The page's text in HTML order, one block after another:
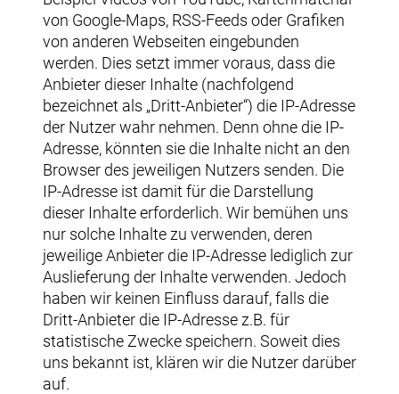
von Google-Maps, RSS-Feeds oder Grafiken
von anderen Webseiten eingebunden
werden. Dies setzt immer voraus, dass die
Anbieter dieser Inhalte (nachfolgend
bezeichnet als „Dritt-Anbieter“) die IP-Adresse
der Nutzer wahr nehmen. Denn ohne die IP-
Adresse, könnten sie die Inhalte nicht an den
Browser des jeweiligen Nutzers senden. Die
IP-Adresse ist damit für die Darstellung
dieser Inhalte erforderlich. Wir bemühen uns
nur solche Inhalte zu verwenden, deren
jeweilige Anbieter die IP-Adresse lediglich zur
Auslieferung der Inhalte verwenden. Jedoch
haben wir keinen Einfluss darauf, falls die
Dritt-Anbieter die IP-Adresse z.B. für
statistische Zwecke speichern. Soweit dies
uns bekannt ist, klären wir die Nutzer darüber
auf.